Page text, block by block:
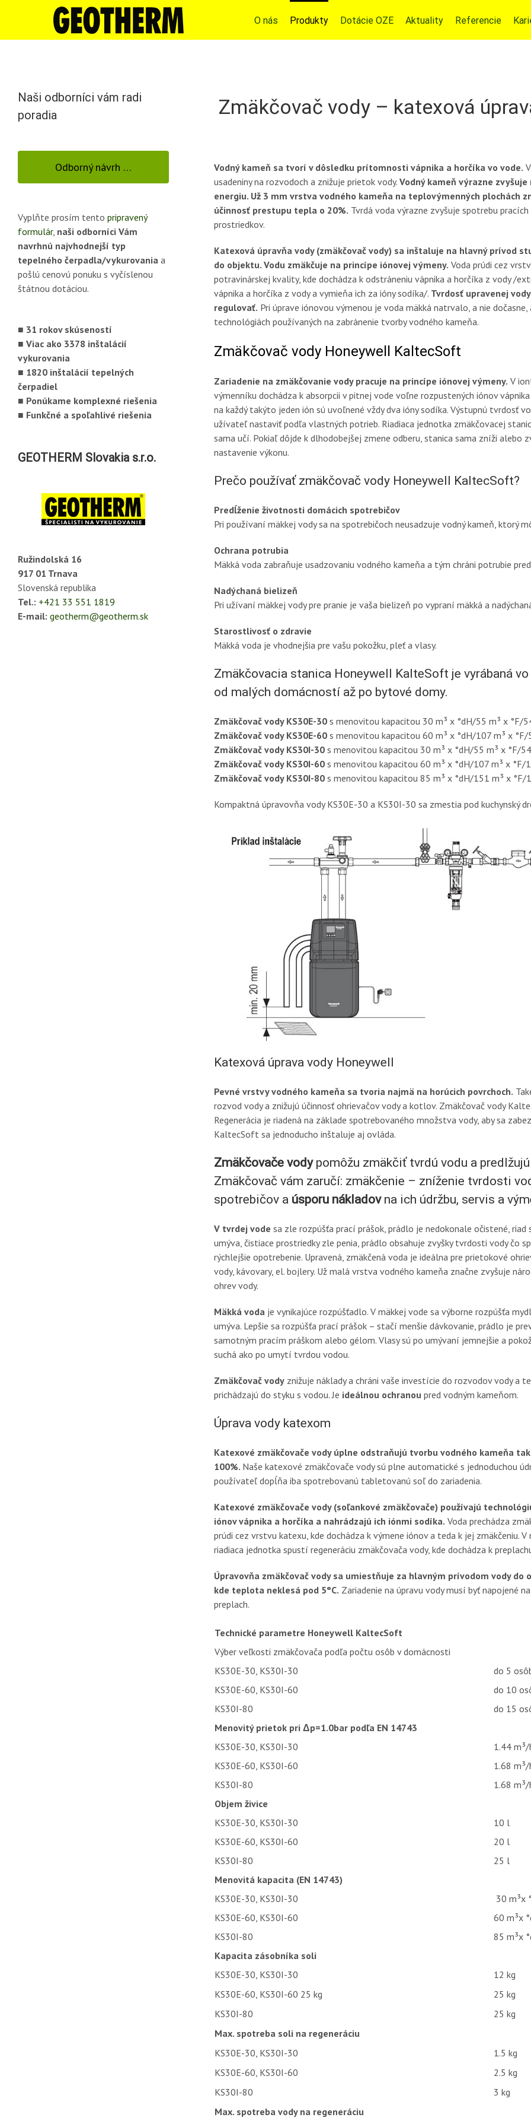
O nás Produkty Dotácie OZE Aktuality Referencie
Zmäkčovač vody – katexová
Vodný kameň sa tvorí v dôsledku prítomnosti vápnika a horčíka vo vode.
usadeniny na rozvodoch a znižuje prietok vody.Vodný kameň výrazne zvyšuje
energiu. Už 3 mm vrstva vodného kameňa na teplovýmenných plochách
účinnosť prestupu tepla o 20%. Tvrdá voda výrazne zvyšuje spotrebu
prostriedkov.
Katexová úpravňa vody (zmäkčovač vody) sa inštaluje na hlavný prívod
do objektu. Vodu zmäkčuje na princípe iónovej výmeny. Voda prúdi cez
potravinárskej kvality, kde dochádza k odstráneniu vápnika a horčíka z vody /
vápnika a horčíka z vodya vymieňa ich za ióny sodíka/. Tvrdosť upravenej
regulovať. Pri úprave iónovou výmenou je voda mäkká natrvalo, a nie dočasne,
technológiách používaných na zabránenie tvorby vodného kameňa.
Zmäkčovač vody Honeywell KaltecSoft
Zariadenie na zmäkčovanie vody pracuje na princípe iónovej výmeny. V
výmenníku dochádza k absorpcii v pitnej vode voľne rozpustených iónov
na každý takýto jeden ión sú uvoľnené vždy dva ióny sodíka. Výstupnú tvrdosť
užívateľ nastaviť podľa vlastných potrieb. Riadiaca jednotka zmäkčovacej
sama učí. Pokiaľ dôjde k dlhodobejšej zmene odberu, stanica sama zníži alebo
nastavenie výkonu.
Prečo používať zmäkčovač vody Honeywell KaltecSoft?
Predĺženie životnosti domácich spotrebičov
Pri používaní mäkkej vody sa na spotrebičoch neusadzuje vodný kameň, ktorý
Ochrana potrubia
Mäkká voda zabraňuje usadzovaniu vodného kameňa a tým chráni potrubie
Nadýchaná bielizeň
Pri užívaní mäkkej vody pre pranie je vaša bielizeň po vypraní mäkká a
Starostlivosť o zdravie
Mäkká voda je vhodnejšia pre vašu pokožku, pleť a vlasy.
Zmäkčovacia stanica Honeywell KalteSoft je vyrábaná
od malých domácností až po bytové domy.
Zmäkčovač vody KS30E-30 s menovitou kapacitou 30 m³ x °dH/55 m³ x °F/
Zmäkčovač vody KS30E-60 s menovitou kapacitou 60 m³ x °dH/107 m³ x
Zmäkčovač vody KS30I-30 s menovitou kapacitou 30 m³ x °dH/55 m³ x °F/
Zmäkčovač vody KS30I-60 s menovitou kapacitou 60 m³ x °dH/107 m³ x °F/
Zmäkčovač vody KS30I-80 s menovitou kapacitou 85 m³ x °dH/151 m³ x
Kompaktná úpravovňa vody KS30E-30 a KS30I-30 sa zmestia pod kuchynský
Katexová úprava vody Honeywell
Pevné vrstvy vodného kameňa sa tvoria najmä na horúcich povrchoch.
rozvod vody a znižujú účinnosť ohrievačov vody a kotlov. Zmäkčovač vody
Regenerácia je riadená na základe spotrebovaného množstva vody, aby sa
KaltecSoft sa jednoducho inštaluje aj ovláda.
Zmäkčovače vodypomôžu zmäkčiť tvrdú vodu a
Zmäkčovač vám zaručí: zmäkčenie – zníženie tvrdosti
spotrebičov a úsporu nákladovna ich údržbu, servis a
V tvrdej vode sa zle rozpúšťa prací prášok, prádlo je nedokonale očistené, riad
umýva, čistiace prostriedky zle penia, prádlo obsahuje zvyšky tvrdosti vody čo
rýchlejšie opotrebenie. Upravená, zmäkčená voda je ideálna pre prietokové
vody, kávovary, el. bojlery. Už malá vrstva vodného kameňa značne zvyšuje
ohrev vody.
Mäkká voda je vynikajúce rozpúšťadlo. V mäkkej vode sa výborne rozpúšťa
umýva. Lepšie sa rozpúšťa prací prášok – stačí menšie dávkovanie, prádlo je
samotným pracím práškom alebo gélom. Vlasy sú po umývaní jemnejšie a
suchá ako po umytí tvrdou vodou.
Zmäkčovač vody znižuje náklady a chráni vaše investície do rozvodov vody a
prichádzajú do styku s vodou. Je ideálnou ochranou pred vodným kameňom.
Úprava vody katexom
Katexové zmäkčovače vody úplne odstraňujú tvorbu vodného kameňa
100%. Naše katexové zmäkčovače vody sú plne automatické s jednoduchou
používateľ dopĺňa iba spotrebovanú tabletovanú soľ do zariadenia.
Katexové zmäkčovače vody (soľankové zmäkčovače) používajú
iónov vápnika a horčíka a nahrádzajú ich iónmi sodíka. Voda prechádza
prúdi cez vrstvu katexu, kde dochádza k výmene iónov a teda k jej zmäkčeniu.
riadiaca jednotka spustí regeneráciu zmäkčovača vody, kde dochádza k
Úpravovňa zmäkčovač vody sa umiestňuje za hlavným prívodom vody
kde teplota neklesá pod 5°C. Zariadenie na úpravu vody musí byť napojené
preplach.
Technické parametre Honeywell KaltecSoft
Výber veľkosti zmäkčovača podľa počtu osôb v domácnosti
KS30E-30, KS30I-30
do 5
KS30E-60, KS30I-60
do 10
KS30I-80
do 15
Menovitý prietok pri Δp=1.0bar podľa EN 14743
KS30E-30, KS30I-30
1.44
KS30E-60, KS30I-60
1.68
KS30I-80
1.68
Objem živice
KS30E-30, KS30I-30
10 l
KS30E-60, KS30I-60
20 l
KS30I-80
25 l
Menovitá kapacita (EN 14743)
KS30E-30, KS30I-30
30 m³x
KS30E-60, KS30I-60
60 m³x
KS30I-80
85 m³x
Kapacita zásobníka soli
KS30E-30, KS30I-30
12 kg
KS30E-60, KS30I-60 25 kg
25 kg
KS30I-80
25 kg
Max. spotreba soli na regeneráciu
KS30E-30, KS30I-30
1.5 kg
KS30E-60, KS30I-60
2.5 kg
KS30I-80
3 kg
Max. spotreba vody na regeneráciu
Naši odborníci vám radi
poradia
Odborný návrh …
Vyplňte prosím tento pripravený
formulár, naši odborníci Vám
navrhnú najvhodnejší typ
tepelného čerpadla/vykurovania a
pošlú cenovú ponuku s vyčíslenou
štátnou dotáciou.
■ 31 rokov skúseností
■ Viac ako 3378 inštalácií
vykurovania
■ 1820 inštalácií tepelných
čerpadiel
■ Ponúkame komplexné riešenia
■ Funkčné a spoľahlivé riešenia
GEOTHERM Slovakia s.r.o.
Ružindolská 16
917 01 Trnava
Slovenská republika
Tel.: +421 33 551 1819
E-mail: geotherm@geotherm.sk